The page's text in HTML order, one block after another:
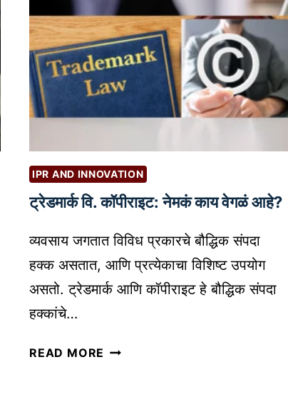
W
B
L
O
G
G
G
षी
उ
त्पा
शी
नि
र्या
क
रा
वी
नि
IPR AND INNOVATION
ट्रेडमार्क वि. कॉपीराइट: नेमकं काय वेगळं आहे?
व्यवसाय जगतात विविध प्रकारचे बौद्धिक संपदा
हक्क असतात, आणि प्रत्येकाचा विशिष्ट उपयोग
असतो. ट्रेडमार्क आणि कॉपीराइट हे बौद्धिक संपदा
हक्कांचे…
READ MORE ट्रे